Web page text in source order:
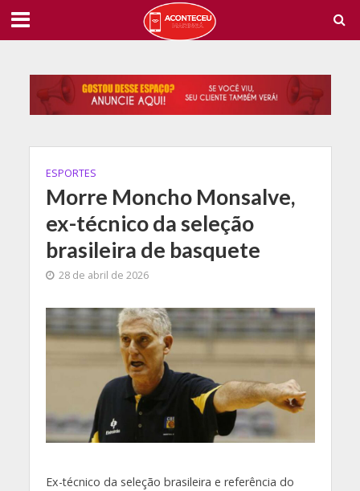
ESPORTES
Morre Moncho Monsalve,
ex-técnico da seleção
brasileira de basquete
28 de abril de 2026
Ex-técnico da seleção brasileira e referência do